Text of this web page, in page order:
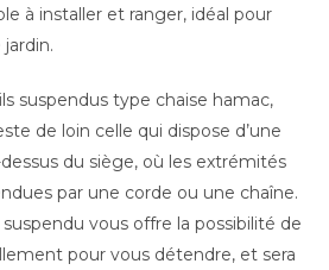
à installer et ranger, idéal pour
suspendus type chaise hamac,
de loin celle qui dispose d’une
du siège, où les extrémités
par une corde ou une chaîne.
vous offre la possibilité de
pour vous détendre, et sera